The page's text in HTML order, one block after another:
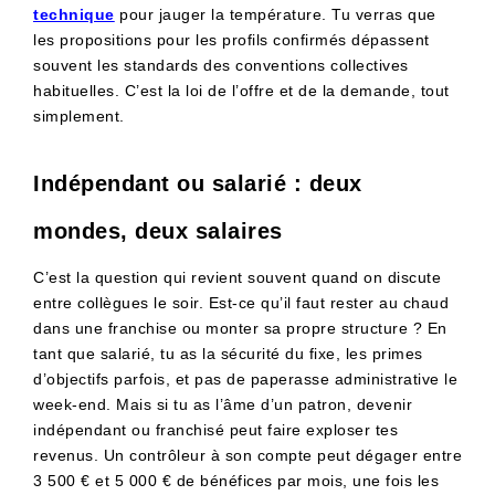
technique pour jauger la température. Tu verras que
les propositions pour les profils confirmés dépassent
souvent les standards des conventions collectives
habituelles. C’est la loi de l’offre et de la demande, tout
simplement.
Indépendant ou salarié : deux
mondes, deux salaires
C’est la question qui revient souvent quand on discute
entre collègues le soir. Est-ce qu’il faut rester au chaud
dans une franchise ou monter sa propre structure ? En
tant que salarié, tu as la sécurité du fixe, les primes
d’objectifs parfois, et pas de paperasse administrative le
week-end. Mais si tu as l’âme d’un patron, devenir
indépendant ou franchisé peut faire exploser tes
revenus. Un contrôleur à son compte peut dégager entre
3 500 € et 5 000 € de bénéfices par mois, une fois les